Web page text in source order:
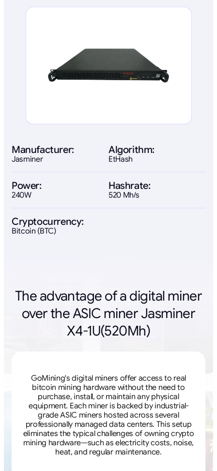
Manufacturer:
Jasminer
Algorithm:
EtHash
Power:
240W
Hashrate:
520 Mh/s
Cryptocurrency:
Bitcoin (BTC)
The advantage of a digital miner
over the ASIC miner Jasminer
X4-1U(520Mh)
GoMining's digital miners offer access to real
bitcoin mining hardware without the need to
purchase, install, or maintain any physical
equipment. Each miner is backed by industrial-
grade ASIC miners hosted across several
professionally managed data centers. This setup
eliminates the typical challenges of owning crypto
mining hardware—such as electricity costs, noise,
heat, and regular maintenance.